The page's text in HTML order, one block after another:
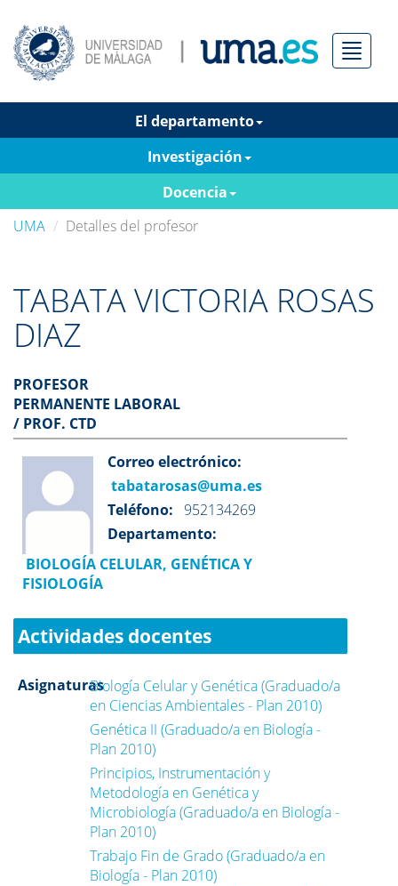
Menú
El departamento
Investigación
Docencia
UMA
Detalles del profesor
TABATA VICTORIA ROSAS
DIAZ
PROFESOR
PERMANENTE LABORAL
/ PROF. CTD
Correo electrónico:
tabatarosas@uma.es
Teléfono: 952134269
Departamento:
BIOLOGÍA CELULAR, GENÉTICA Y
FISIOLOGÍA
Actividades docentes
AsignaturasBiología Celular y Genética (Graduado/a
en Ciencias Ambientales - Plan 2010)
Genética II (Graduado/a en Biología -
Plan 2010)
Principios, Instrumentación y
Metodología en Genética y
Microbiología (Graduado/a en Biología -
Plan 2010)
Trabajo Fin de Grado (Graduado/a en
Biología - Plan 2010)